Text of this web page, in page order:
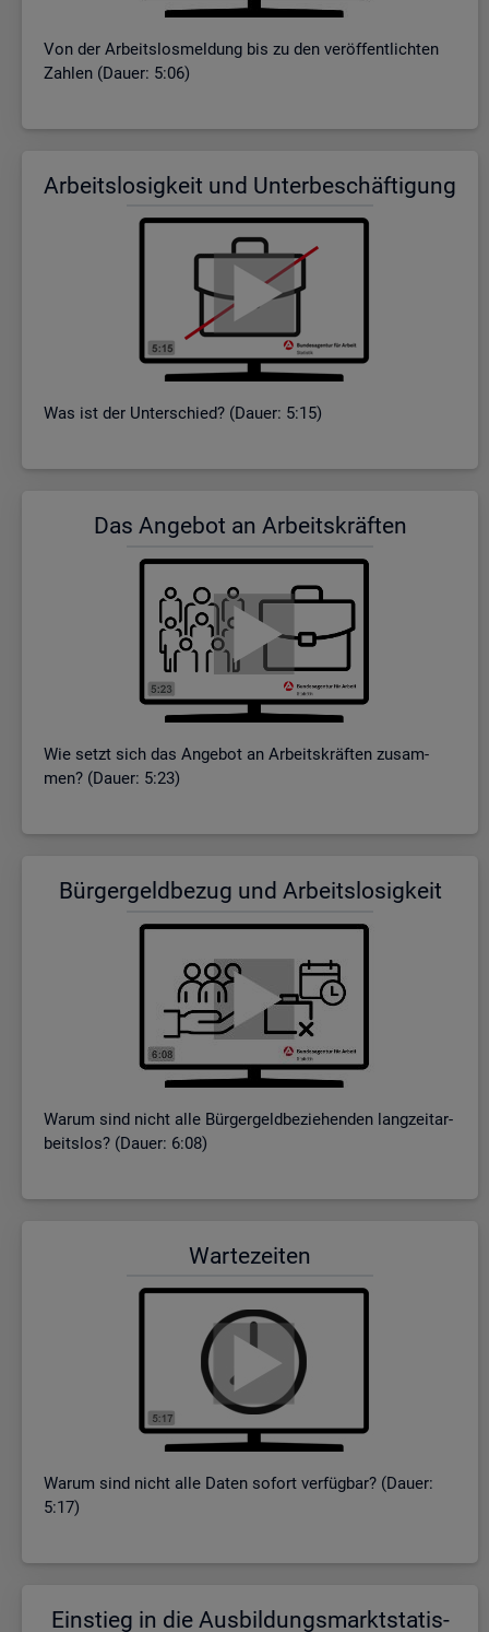
Von der Ar­beits­los­mel­dung bis zu den ver­öf­fent­lich­ten
Zah­len (Dauer: 5:06)
Ar­beits­lo­sig­keit und Un­ter­be­schäf­ti­gung
Was ist der Un­ter­schied? (Dauer: 5:15)
Das An­ge­bot an Ar­beits­kräf­ten
Wie setzt sich das An­ge­bot an Ar­beits­kräf­ten zu­sam­
men? (Dauer: 5:23)
Bür­ger­geld­be­zug und Ar­beits­lo­sig­keit
Warum sind nicht alle Bür­ger­geld­be­zie­hen­den lang­zeit­ar­
beits­los? (Dauer: 6:08)
War­te­zei­ten
Warum sind nicht alle Daten so­fort ver­füg­bar? (Dauer:
5:17)
Ein­stieg in die Aus­bil­dungs­markt­sta­tis­